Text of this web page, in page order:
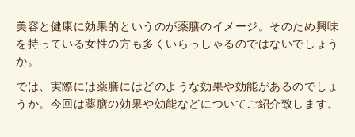
美容と健康に効果的というのが薬膳のイメージ。そのため興味
を持っている女性の方も多くいらっしゃるのではないでしょう
か。
では、実際には薬膳にはどのような効果や効能があるのでしょ
うか。今回は薬膳の効果や効能などについてご紹介致します。